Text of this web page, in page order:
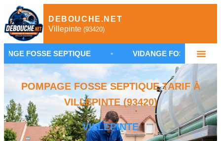
DEBOUCHE.NET
Villepinte (93420)
SEPTIQUE • VIDANGE FOSSE SEPTIQUE
POMPAGE FOSSE SEPTIQUE TARIF À
VILLEPINTE (93420)
VILLEPINTE